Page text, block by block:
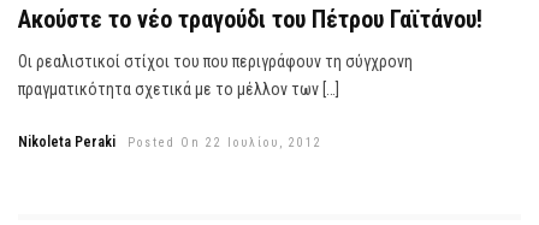
Ακούστε το νέο τραγούδι του Πέτρου Γαϊτάνου!
Οι ρεαλιστικοί στίχοι του που περιγράφουν τη σύγχρονη
πραγματικότητα σχετικά με το μέλλον των […]
Nikoleta Peraki Posted On 22 Ιουλίου, 2012